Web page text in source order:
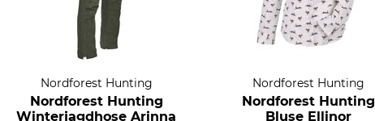
Nordforest Hunting
Nordforest Hunting
Winterjagdhose Arinna
Nordforest Hunting
Nordforest Hunting
Bluse Ellinor